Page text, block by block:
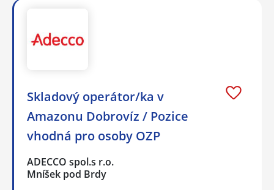
Skladový operátor/ka v
Amazonu Dobrovíz / Pozice
vhodná pro osoby OZP
ADECCO spol.s r.o.
Mníšek pod Brdy